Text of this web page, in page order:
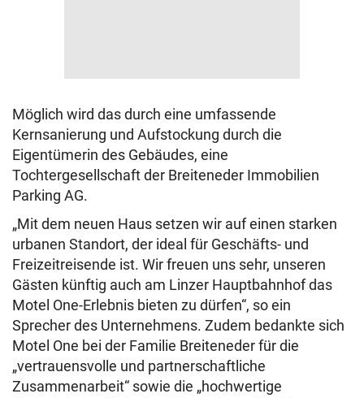
Möglich wird das durch eine umfassende
Kernsanierung und Aufstockung durch die
Eigentümerin des Gebäudes, eine
Tochtergesellschaft der Breiteneder Immobilien
Parking AG.
„Mit dem neuen Haus setzen wir auf einen starken
urbanen Standort, der ideal für Geschäfts- und
Freizeitreisende ist. Wir freuen uns sehr, unseren
Gästen künftig auch am Linzer Hauptbahnhof das
Motel One-Erlebnis bieten zu dürfen“, so ein
Sprecher des Unternehmens. Zudem bedankte sich
Motel One bei der Familie Breiteneder für die
„vertrauensvolle und partnerschaftliche
Zusammenarbeit“ sowie die „hochwertige